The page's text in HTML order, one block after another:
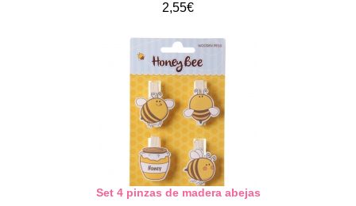
2,55€
Set 4 pinzas de madera abejas